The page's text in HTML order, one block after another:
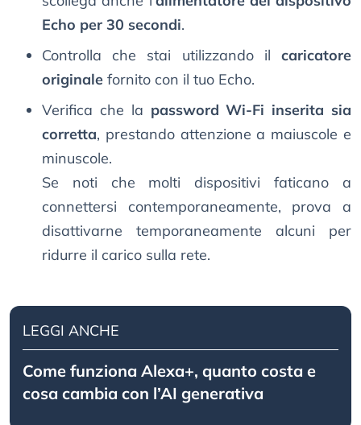
Echo per 30 secondi.
Controlla che stai utilizzando il caricatore
originale fornito con il tuo Echo.
Verifica che la password Wi-Fi inserita sia
corretta, prestando attenzione a maiuscole e
minuscole.
Se noti che molti dispositivi faticano a
connettersi contemporaneamente, prova a
disattivarne temporaneamente alcuni per
ridurre il carico sulla rete.
LEGGI ANCHE
Come funziona Alexa+, quanto costa e
cosa cambia con l’AI generativa